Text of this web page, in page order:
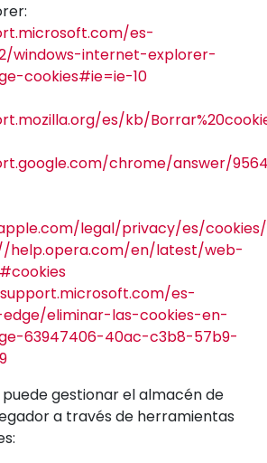
es-
windows-internet-explorer-
cookies#ie=ie-10
es/kb/
chrome/answer/
legal/privacy/es/cookies/
help.opera.com/en/latest/web-
es-
eliminar-las-cookies-en-
63947406-40ac-c3b8-57b9-
gestionar el almacén de
a través de herramientas